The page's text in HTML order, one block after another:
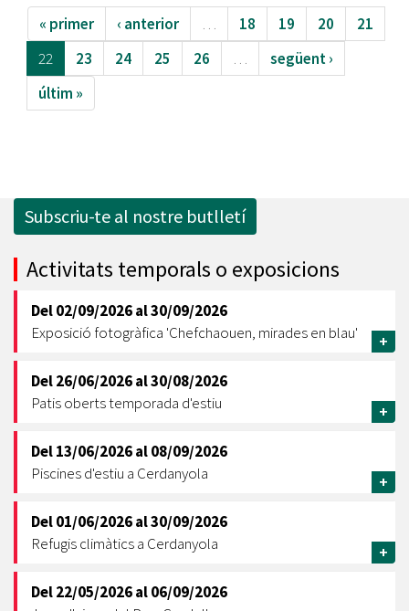
« primer ‹ anterior … 18 19 20
21
22
23 24 25 26 …
següent ›
últim »
Subscriu-te al nostre butlletí
Activitats temporals o exposicions
Del02/09/2026al30/09/2026
Exposició fotogràfica 'Chefchaouen, mirades en blau'
+
Del26/06/2026al30/08/2026
Patis oberts temporada d'estiu
+
Del13/06/2026al08/09/2026
Piscines d'estiu a Cerdanyola
+
Del01/06/2026al30/09/2026
Refugis climàtics a Cerdanyola
+
Del22/05/2026al06/09/2026